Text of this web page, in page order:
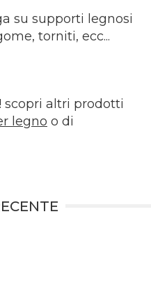
su supporti legnosi
torniti, ecc...
scopri altri prodotti
legno o di